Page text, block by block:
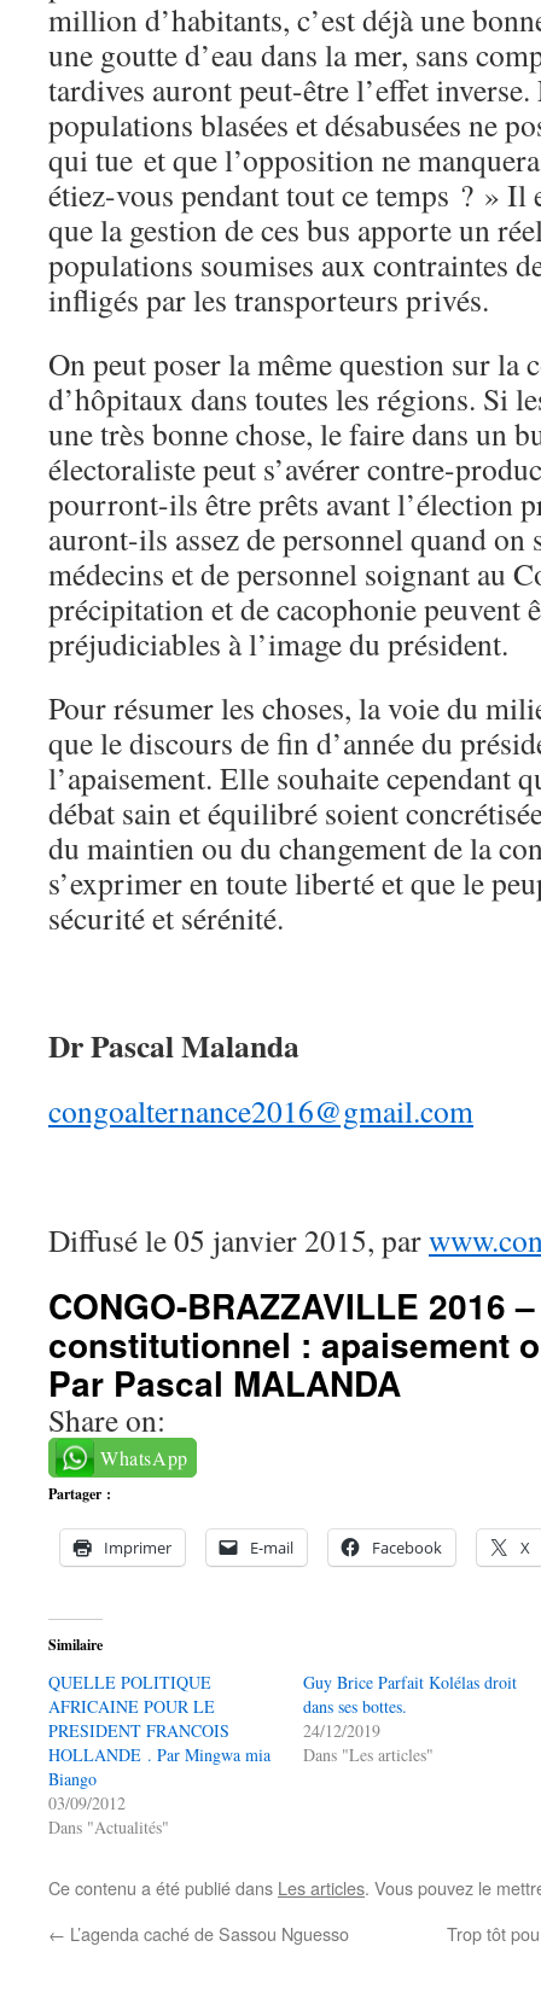
million d’habitants, c’est déjà une
une goutte d’eau dans la mer, sans
tardives auront peut-être l’effet
populations blasées et désabusées ne
qui tue et que l’opposition ne
étiez-vous pendant tout ce temps ? » Il
que la gestion de ces bus apporte un
populations soumises aux contraintes
infligés par les transporteurs privés.
On peut poser la même question sur la
d’hôpitaux dans toutes les régions. Si
une très bonne chose, le faire dans un
électoraliste peut s’avérer contre-
pourront-ils être prêts avant l’élection
auront-ils assez de personnel quand on
médecins et de personnel soignant au
précipitation et de cacophonie peuvent
préjudiciables à l’image du président.
Pour résumer les choses, la voie du
que le discours de fin d’année du
l’apaisement. Elle souhaite cependant
débat sain et équilibré soient
du maintien ou du changement de la
s’exprimer en toute liberté et que le
sécurité et sérénité.
Dr Pascal Malanda
congoalternance2016@gmail.com
Diffusé le 05 janvier 2015, par
CONGO-BRAZZAVILLE 2016
constitutionnel : apaisement
Par Pascal MALANDA
Share on:
WhatsApp
Partager :
Imprimer E-mail Facebook X
Similaire
QUELLE POLITIQUE
AFRICAINE POUR LE
PRESIDENT FRANCOIS
HOLLANDE . Par Mingwa mia
Biango
03/09/2012
Dans "Actualités"
Guy Brice Parfait Kolélas droit
dans ses bottes.
24/12/2019
Dans "Les articles"
Ce contenu a été publié dans Les articles. Vous pouvez le
← L’agenda caché de Sassou Nguesso Trop tôt